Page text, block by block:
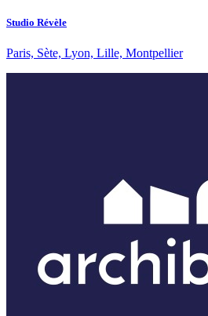
Studio Révèle
Paris, Sète, Lyon, Lille, Montpellier